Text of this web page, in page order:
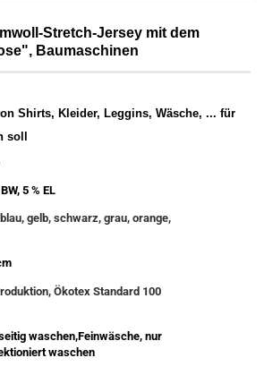
Stretch-Jersey mit dem
Baumaschinen
Shirts, Kleider, Leggins, Wäsche, ... für
soll
5 % EL
gelb, schwarz, grau, orange,
Ökotex Standard 100
waschen,Feinwäsche, nur
waschen